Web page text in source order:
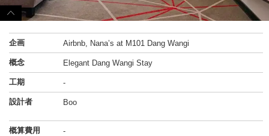
企画 Airbnb, Nana’s at M101 Dang Wangi
概念 Elegant Dang Wangi Stay
工期 -
設計者 Boo
概算費用 -